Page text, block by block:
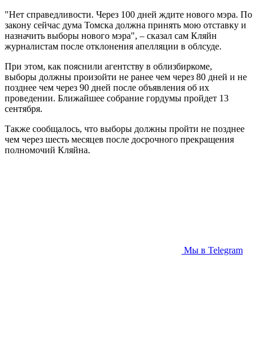
"Нет справедливости. Через 100 дней ждите нового мэра. По
закону сейчас дума Томска должна принять мою отставку и
назначить выборы нового мэра", – сказал сам Кляйн
журналистам после отклонения апелляции в облсуде.
При этом, как пояснили агентству в облизбиркоме,
выборы должны произойти не ранее чем через 80 дней и не
позднее чем через 90 дней после объявления об их
проведении. Ближайшее собрание гордумы пройдет 13
сентября.
Также сообщалось, что выборы должны пройти не позднее
чем через шесть месяцев после досрочного прекращения
полномочий Кляйна.
Мы в Telegram